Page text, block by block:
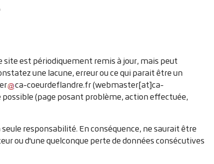
est périodiquement remis à jour, mais peut
une lacune, erreur ou ce qui parait être un
ca-coeurdeflandre.fr(webmaster[at]ca-
(page posant problème, action effectuée,
responsabilité. En conséquence, ne saurait être
ou d'une quelconque perte de données consécutives